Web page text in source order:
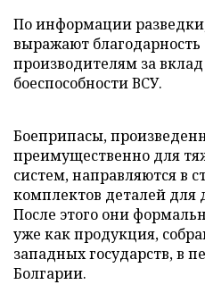
По информации
выражают благодарность
производителям за
боеспособности ВСУ.
Боеприпасы,
преимущественно для
систем, направляются в
комплектов деталей для
После этого они
уже как продукция,
западных государств, в
Болгарии.